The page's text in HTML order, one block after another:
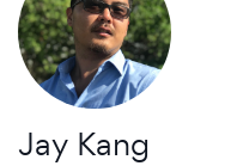
Jay Kang